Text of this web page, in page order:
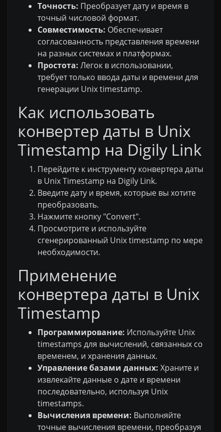
Точность: Преобразует дату и время в
точный числовой формат.
Совместимость: Обеспечивает
согласованность представления времени
на разных системах и платформах.
Простота: Легок в использовании,
требует только ввода даты и времени для
генерации Unix timestamp.
Как использовать
конвертер даты в Unix
Timestamp на Digily Link
Перейдите к инструменту конвертера даты
в Unix Timestamp на Digily Link.
Введите дату и время, которые вы хотите
преобразовать.
Нажмите кнопку "Convert".
Просмотрите и используйте
сгенерированный Unix timestamp по мере
необходимости.
Применение
конвертера даты в Unix
Timestamp
Программирование: Используйте Unix
timestamps для вычислений, связанных со
временем, и хранения данных.
Управление базами данных: Храните и
извлекайте данные о дате и времени
последовательно, используя Unix
timestamps.
Вычисления времени: Выполняйте
точные вычисления времени, преобразуя